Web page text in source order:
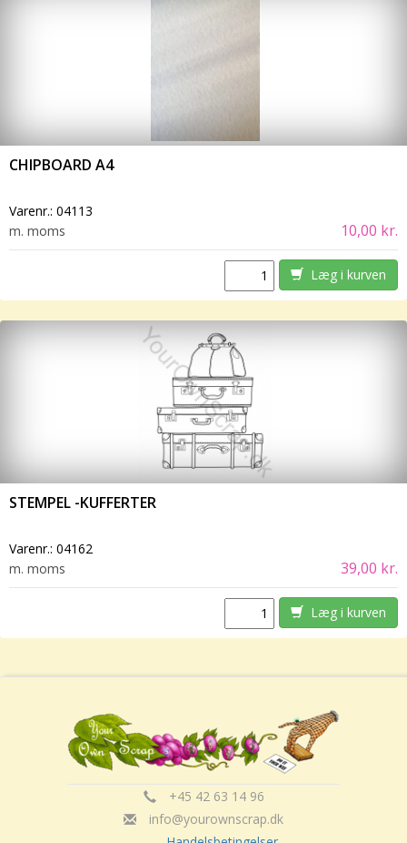
CHIPBOARD A4
Varenr.: 04113
m. moms
10,00 kr.
Læg i kurven
STEMPEL -KUFFERTER
Varenr.: 04162
m. moms
39,00 kr.
Læg i kurven
+45 42 63 14 96
info@yourownscrap.dk